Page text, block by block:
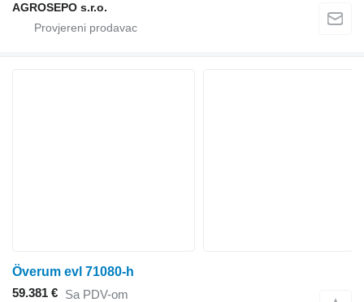
AGROSEPO s.r.o.
Överum evl 71080-h
59.381 € Sa PDV-om